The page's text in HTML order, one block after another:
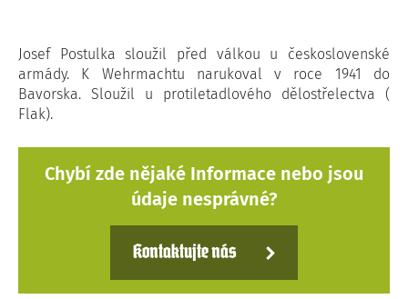
Josef Postulka sloužil před válkou u československé
armády. K Wehrmachtu narukoval v roce 1941 do
Bavorska. Sloužil u protiletadlového dělostřelectva (
Flak).
Chybí zde nějaké Informace nebo jsou
údaje nesprávné?
Kontaktujte nás